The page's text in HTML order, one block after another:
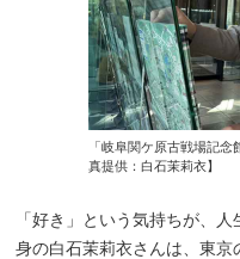
「岐阜関ケ原古戦場記
真提供：白石茉莉衣】
「好き」という気持ちが、
身の白石茉莉衣さんは、東